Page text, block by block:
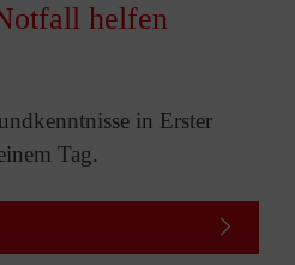
helfen
in Erster
Tag.